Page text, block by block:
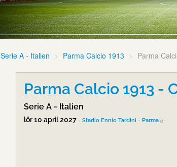
Serie A - Italien Parma Calcio 1913 Parma
Parma Calcio 1913 -
Serie A - Italien
lör 10 april 2027 - Stadio Ennio Tardini - Parma